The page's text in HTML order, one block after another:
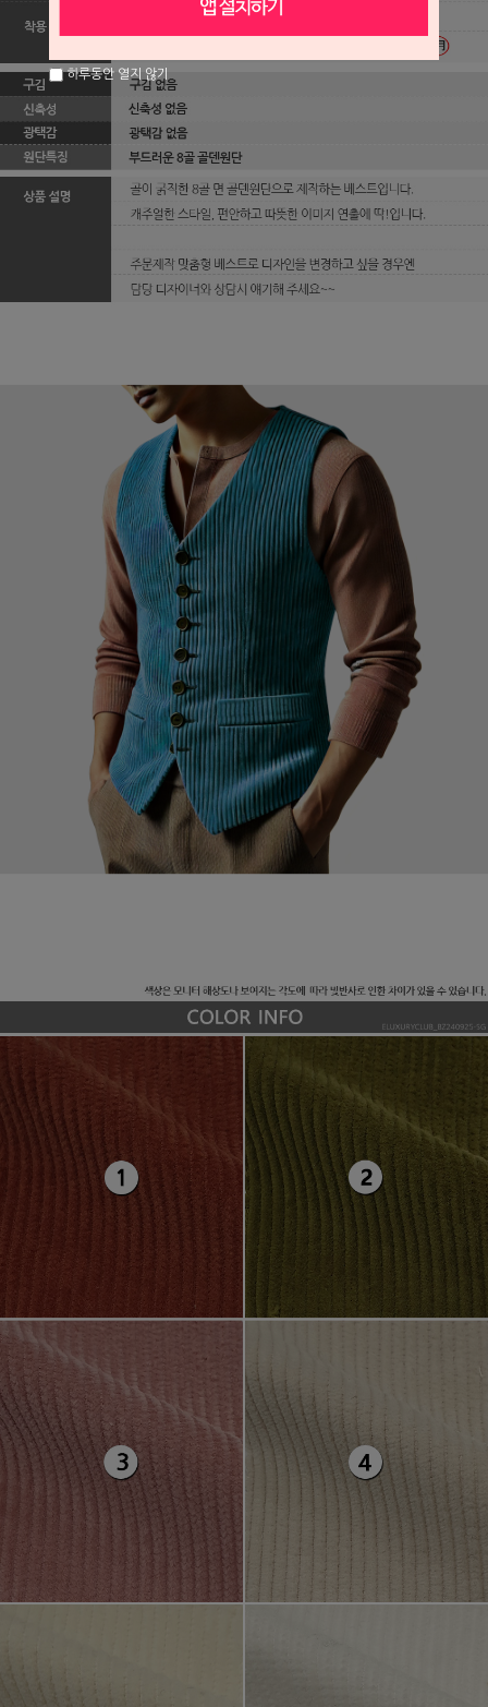
하루동안 열지 않기